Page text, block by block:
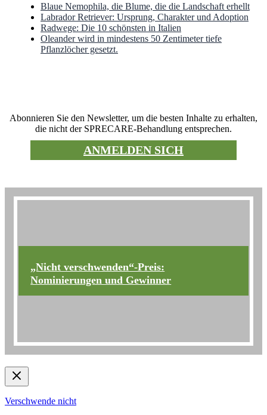
Blaue Nemophila, die Blume, die die Landschaft erhellt
Labrador Retriever: Ursprung, Charakter und Adoption
Radwege: Die 10 schönsten in Italien
Oleander wird in mindestens 50 Zentimeter tiefe
Pflanzlöcher gesetzt.
Abonnieren Sie den Newsletter, um die besten Inhalte zu erhalten,
die nicht der SPRECARE-Behandlung entsprechen.
ANMELDEN SICH
„Nicht verschwenden“-Preis:
Nominierungen und Gewinner
Verschwende nicht